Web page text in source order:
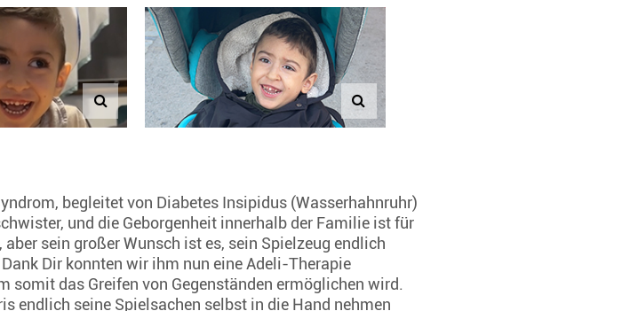
begleitet von Diabetes Insipidus (Wasserhahnruhr)
und die Geborgenheit innerhalb der Familie ist für
sein großer Wunsch ist es, sein Spielzeug endlich
Dir konnten wir ihm nun eine Adeli-Therapie
somit das Greifen von Gegenständen ermöglichen wird.
endlich seine Spielsachen selbst in die Hand nehmen